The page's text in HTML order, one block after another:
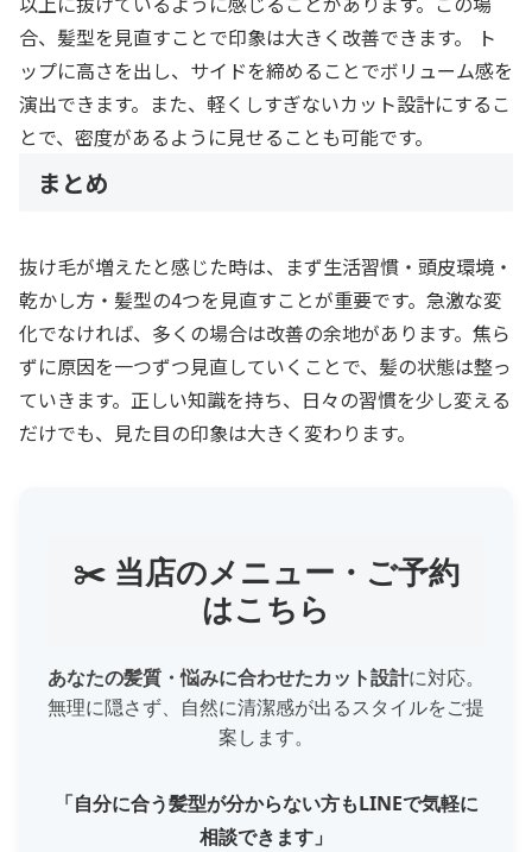
合、髪型を見直すことで印象は大きく改善できます。 ト
ップに高さを出し、サイドを締めることでボリューム感を
演出できます。また、軽くしすぎないカット設計にするこ
とで、密度があるように見せることも可能です。
まとめ
抜け毛が増えたと感じた時は、まず生活習慣・頭皮環境・
乾かし方・髪型の4つを見直すことが重要です。急激な変
化でなければ、多くの場合は改善の余地があります。焦ら
ずに原因を一つずつ見直していくことで、髪の状態は整っ
ていきます。正しい知識を持ち、日々の習慣を少し変える
だけでも、見た目の印象は大きく変わります。
✂️ 当店のメニュー・ご予約
はこちら
あなたの髪質・悩みに合わせたカット設計に対応。
無理に隠さず、自然に清潔感が出るスタイルをご提
案します。
「自分に合う髪型が分からない方もLINEで気軽に
相談できます」